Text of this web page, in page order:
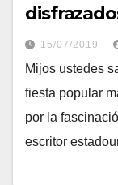
15/07/2019
Mijos ustedes
fiesta popular
por la
escritor